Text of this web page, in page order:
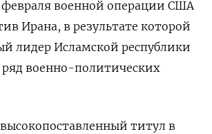
военной операции США
Ирана, в результате которой
лидер Исламской республики
военно-политических
титул в